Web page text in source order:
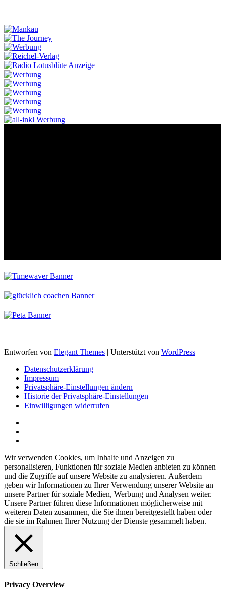
Entworfen von Elegant Themes | Unterstützt von WordPress
Datenschutzerklärung
Impressum
Privatsphäre-Einstellungen ändern
Historie der Privatsphäre-Einstellungen
Einwilligungen widerrufen
Wir verwenden Cookies, um Inhalte und Anzeigen zu
personalisieren, Funktionen für soziale Medien anbieten zu können
und die Zugriffe auf unsere Website zu analysieren. Außerdem
geben wir Informationen zu Ihrer Verwendung unserer Website an
unsere Partner für soziale Medien, Werbung und Analysen weiter.
Unsere Partner führen diese Informationen möglicherweise mit
weiteren Daten zusammen, die Sie ihnen bereitgestellt haben oder
die sie im Rahmen Ihrer Nutzung der Dienste gesammelt haben.
Schließen
Privacy Overview